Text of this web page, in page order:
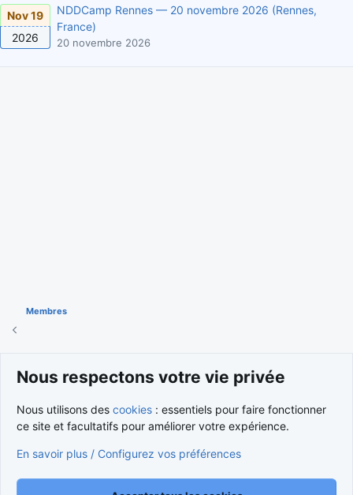
Nov 19
2026
NDDCamp Rennes — 20 novembre 2026 (Rennes,
France)
20 novembre 2026
Membres
Cookies
Politique de confidentialité
Aide Accueil
R
S
S
Traduction française parXenForo FR|Media embeds via s9e/MediaSites
Nous respectons votre vie privée
Nous utilisons des cookies : essentiels pour faire fonctionner
ce site et facultatifs pour améliorer votre expérience.
En savoir plus / Configurez vos préférences